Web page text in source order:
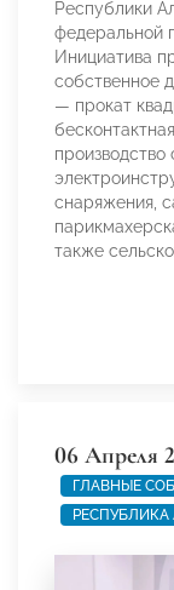
Республики
федеральной
Инициатива
собственное
— прокат
снаряжения,
также
06 Апреля
ГЛАВНЫЕ
РЕСПУБЛИКА